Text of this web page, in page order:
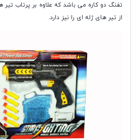
تفنگ دو کاره می باشد که علاوه بر پرتاب تیر
از تیر های ژله ای را نیز دارد.